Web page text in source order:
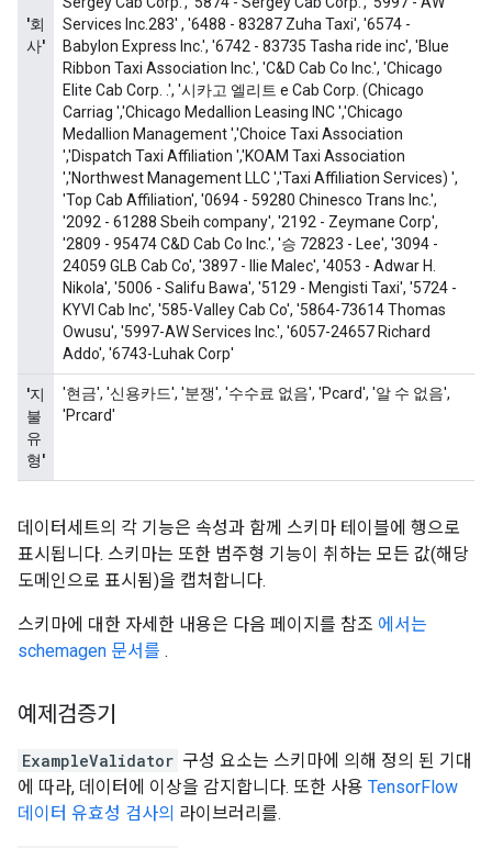
    }
  }
  feature {
    key: "trip_seconds"
    value {
      int64_list {
        value: 1380
      }
    }
  feature {
    key: "trip_start_day"
    value {
      int64_list {
        value: 3
      }
    }
  }
  feature {
    key: "trip_start_hour"
    value {
      int64_list {
      }
    }
  }
  feature {
    value {
      int64_list {
    }
  feature {
    key: "trip_start_timestamp"
    value {
      int64_list {
데이터세트의 각 기능은 속성과 함께 스키마 테이블에 행으로
표시됩니다. 스키마는 또한 범주형 기능이 취하는 모든 값(해당
도메인으로 표시됨)을 캡처합니다.
스키마에 대한 자세한 내용은 다음 페이지를 참조 에서는
schemagen 문서를 .
예제검증기
ExampleValidator 구성 요소는 스키마에 의해 정의 된 기대
에 따라, 데이터에 이상을 감지합니다. 또한 사용 TensorFlow
데이터 유효성 검사의 라이브러리를.